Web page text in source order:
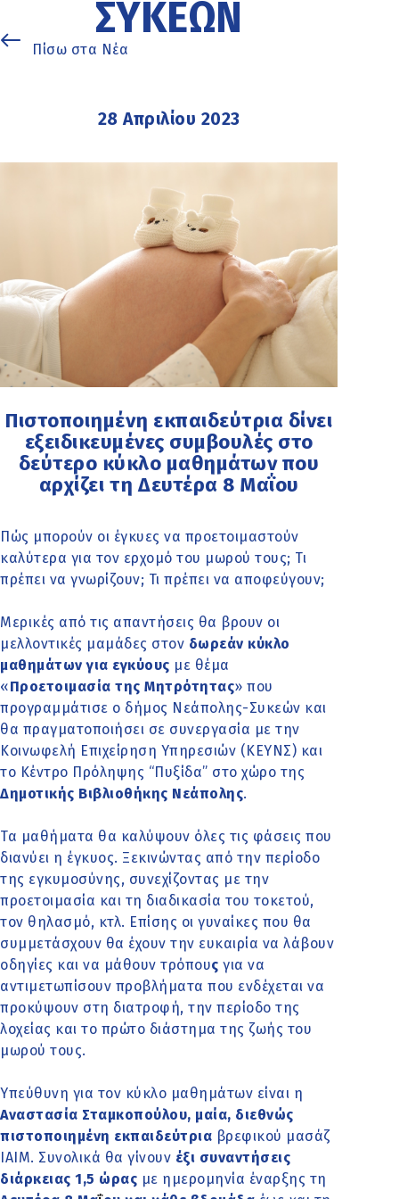
ΣΥΚΕΏΝ
Πίσω στα Νέα
28 Απριλίου 2023
Πιστοποιημένη εκπαιδεύτρια δίνει
εξειδικευμένες συμβουλές στο
δεύτερο κύκλο μαθημάτων που
αρχίζει τη Δευτέρα 8 Μαΐου
Πώς μπορούν οι έγκυες να προετοιμαστούν
καλύτερα για τον ερχομό του μωρού τους; Τι
πρέπει να γνωρίζουν; Τι πρέπει να αποφεύγουν;
Μερικές από τις απαντήσεις θα βρουν οι
μελλοντικές μαμάδες στον δωρεάν κύκλο
μαθημάτων για εγκύους με θέμα
«Προετοιμασία της Μητρότητας» που
προγραμμάτισε ο δήμος Νεάπολης-Συκεών και
θα πραγματοποιήσει σε συνεργασία με την
Κοινωφελή Επιχείρηση Υπηρεσιών (ΚΕΥΝΣ) και
το Κέντρο Πρόληψης “Πυξίδα” στο χώρο της
Δημοτικής Βιβλιοθήκης Νεάπολης.
Τα μαθήματα θα καλύψουν όλες τις φάσεις που
διανύει η έγκυος. Ξεκινώντας από την περίοδο
της εγκυμοσύνης, συνεχίζοντας με την
προετοιμασία και τη διαδικασία του τοκετού,
τον θηλασμό, κτλ. Επίσης οι γυναίκες που θα
συμμετάσχουν θα έχουν την ευκαιρία να λάβουν
οδηγίες και να μάθουν τρόπους για να
αντιμετωπίσουν προβλήματα που ενδέχεται να
προκύψουν στη διατροφή, την περίοδο της
λοχείας και το πρώτο διάστημα της ζωής του
μωρού τους.
Υπεύθυνη για τον κύκλο μαθημάτων είναι η
Αναστασία Σταμκοπούλου, μαία, διεθνώς
πιστοποιημένη εκπαιδεύτρια βρεφικού μασάζ
ΙΑΙΜ. Συνολικά θα γίνουν έξι συναντήσεις
διάρκειας 1,5 ώρας με ημερομηνία έναρξης τη